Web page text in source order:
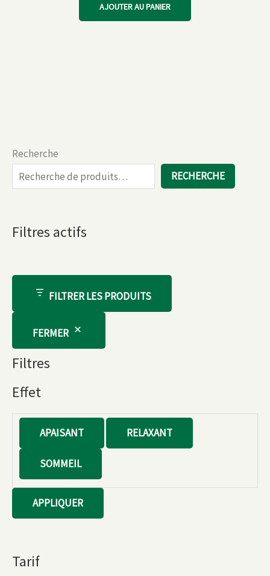
Recherche
RECHERCHE
Filtres actifs
FILTRER LES PRODUITS
FERMER
Filtres
Effet
f
e
APAISANT RELAXANT
SOMMEIL
APPLIQUER
Tarif
AJOUTER AU PANIER